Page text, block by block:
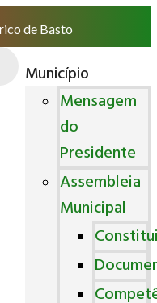
de Basto
Município
Mensagem
do
Presidente
Assembleia
Municipal